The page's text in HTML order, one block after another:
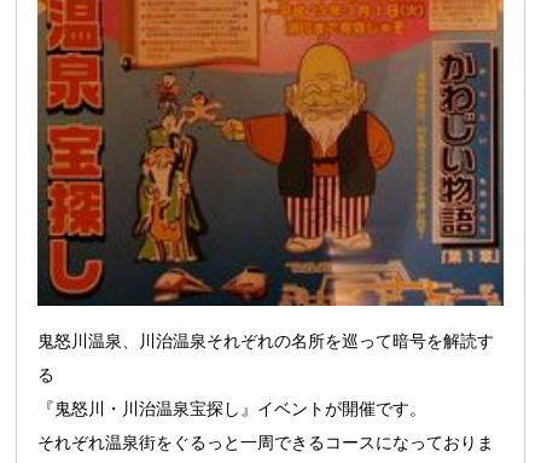
鬼怒川温泉、川治温泉それぞれの名所を巡って暗号を解読す
る
『鬼怒川・川治温泉宝探し』イベントが開催です。
それぞれ温泉街をぐるっと一周できるコースになっておりま